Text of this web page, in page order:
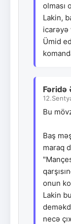
olması
Lakin,
icarəyə
Ümid
Fəridə
Bu
Baş
maraq
onun
Lakin
necə